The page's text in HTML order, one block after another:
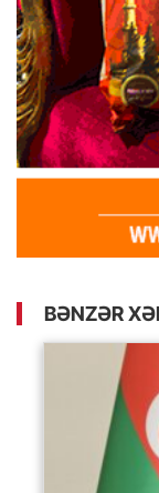
BƏNZƏR